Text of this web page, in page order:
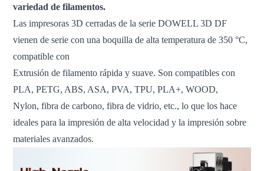
variedad de filamentos.
Las impresoras 3D cerradas de la serie DOWELL 3D DF
vienen de serie con una boquilla de alta temperatura de 350 °C,
compatible con
Extrusión de filamento rápida y suave. Son compatibles con
PLA, PETG, ABS, ASA, PVA, TPU, PLA+, WOOD,
Nylon, fibra de carbono, fibra de vidrio, etc., lo que los hace
ideales para la impresión de alta velocidad y la impresión sobre
materiales avanzados.